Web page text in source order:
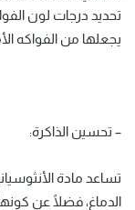
يجعلها من الفواكه
– تحسين الذاكرة:
تساعد مادة
الدماغ، فضلًا عن